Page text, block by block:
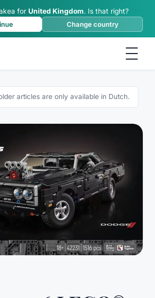
for United Kingdom. Is that right?
Change country
articles are only available in Dutch.